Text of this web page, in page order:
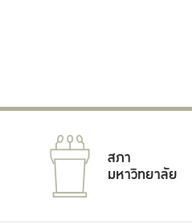
สภา
มหาวิทยาลัย